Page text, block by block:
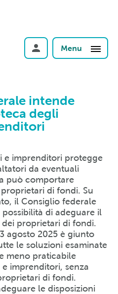
Menu
intende
degli
e imprenditori protegge
da eventuali
può comportare
di fondi. Su
il Consiglio federale
di adeguare il
proprietari di fondi.
agosto 2025 è giunto
le soluzioni esaminate
meno praticabile
imprenditori, senza
di fondi.
le disposizioni